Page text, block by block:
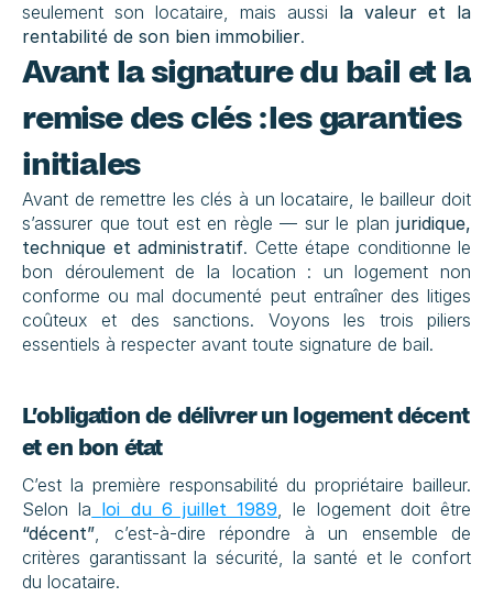
seulement son locataire, mais aussi la valeur et la
rentabilité de son bien immobilier.
Avant la signature du bail et la
remise des clés : les garanties
initiales
Avant de remettre les clés à un locataire, le bailleur doit
s’assurer que tout est en règle — sur le plan juridique,
technique et administratif. Cette étape conditionne le
bon déroulement de la location : un logement non
conforme ou mal documenté peut entraîner des litiges
coûteux et des sanctions. Voyons les trois piliers
essentiels à respecter avant toute signature de bail.
L’obligation de délivrer un logement décent
et en bon état
C’est la première responsabilité du propriétaire bailleur.
Selon la loi du 6 juillet 1989
“décent”, c’est-à-dire répondre à un ensemble de
critères garantissant la sécurité, la santé et le confort
du locataire.